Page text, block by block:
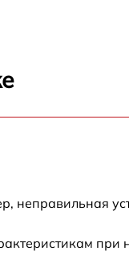
неправильная
при